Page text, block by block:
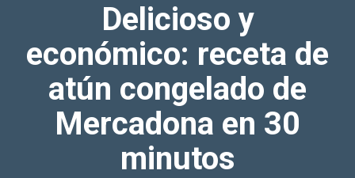
Delicioso y
económico: receta de
atún congelado de
Mercadona en 30
minutos